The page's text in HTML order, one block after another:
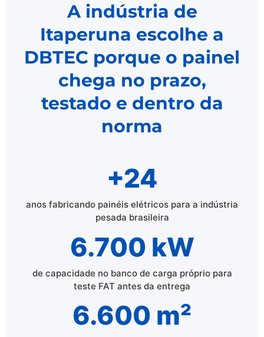
A indústria de
Itaperuna escolhe a
DBTEC porque o painel
chega no prazo,
testado e dentro da
norma
+24
anos fabricando painéis elétricos para a indústria
pesada brasileira
6.700 kW
de capacidade no banco de carga próprio para
teste FAT antes da entrega
6.600 m²